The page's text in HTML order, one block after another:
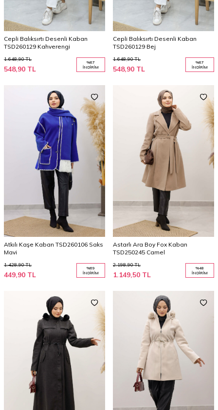
Cepli Balıksırtı Desenli Kaban
TSD260129 Kahverengi
1.648,90TL
548,90 TL
%67
İNDIRIM
Cepli Balıksırtı Desenli Kaban
TSD260129 Bej
1.648,90TL
548,90 TL
%67
İNDIRIM
Atkılı Kaşe Kaban TSD260106 Saks
Mavi
1.428,90TL
449,90 TL
%69
İNDIRIM
Astarlı Ara Boy Fox Kaban
TSD250245 Camel
2.198,90TL
1.149,50 TL
%48
İNDIRIM